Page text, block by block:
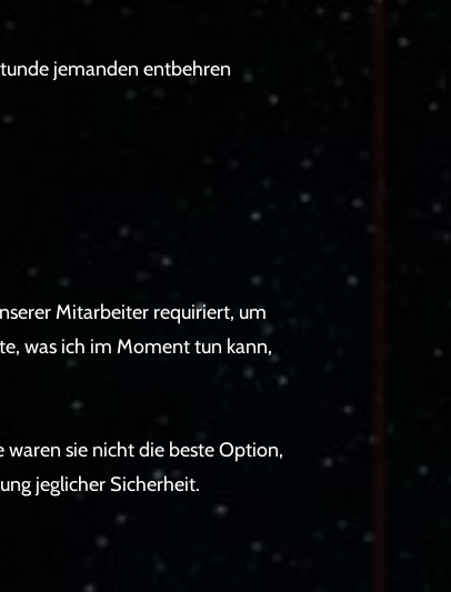
jemanden entbehren
Mitarbeiter requiriert, um
was ich im Moment tun kann,
sie nicht die beste Option,
jeglicher Sicherheit.